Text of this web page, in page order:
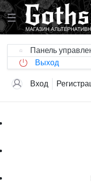
Панель
Выход
Вход